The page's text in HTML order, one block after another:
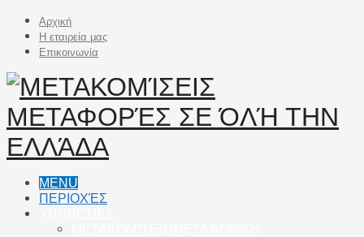
Αρχική
Η εταιρεία μας
Επικοινωνία
MENU
ΠΕΡΙΟΧΈΣ